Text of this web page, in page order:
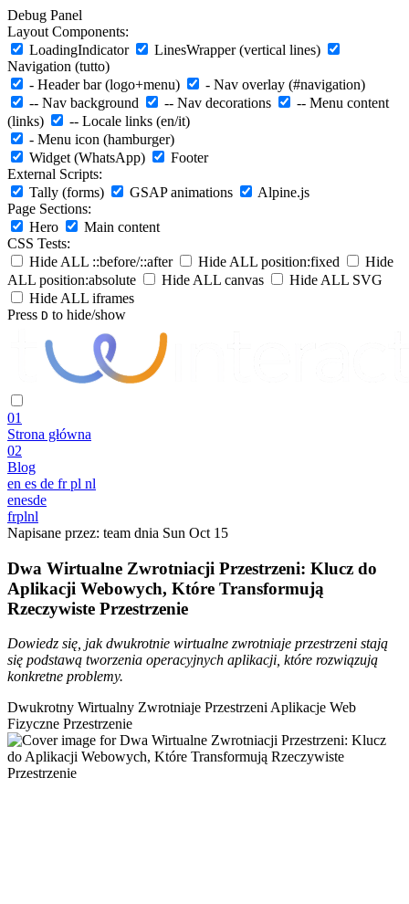
Debug Panel
Layout Components:
LoadingIndicator
LinesWrapper (vertical lines)
Navigation (tutto)
- Header bar (logo+menu)
- Nav overlay (#navigation)
-- Nav background
-- Nav decorations
-- Menu content
(links)
-- Locale links (en/it)
- Menu icon (hamburger)
Widget (WhatsApp)
Footer
External Scripts:
Tally (forms)
GSAP animations
Alpine.js
Page Sections:
Hero
Main content
CSS Tests:
Hide ALL ::before/::after
Hide ALL position:fixed
Hide
ALL position:absolute
Hide ALL canvas
Hide ALL SVG
Hide ALL iframes
Press D to hide/show
01
Strona główna
02
Blog
en es de fr pl nl
enesde
frplnl
Napisane przez: team dnia Sun Oct 15
Dwa Wirtualne Zwrotniacji Przestrzeni: Klucz do
Aplikacji Webowych, Które Transformują
Rzeczywiste Przestrzenie
Dowiedz się, jak dwukrotnie wirtualne zwrotniaje przestrzeni stają
się podstawą tworzenia operacyjnych aplikacji, które rozwiązują
konkretne problemy.
Dwukrotny Wirtualny Zwrotniaje PrzestrzeniAplikacje Web
Fizyczne Przestrzenie